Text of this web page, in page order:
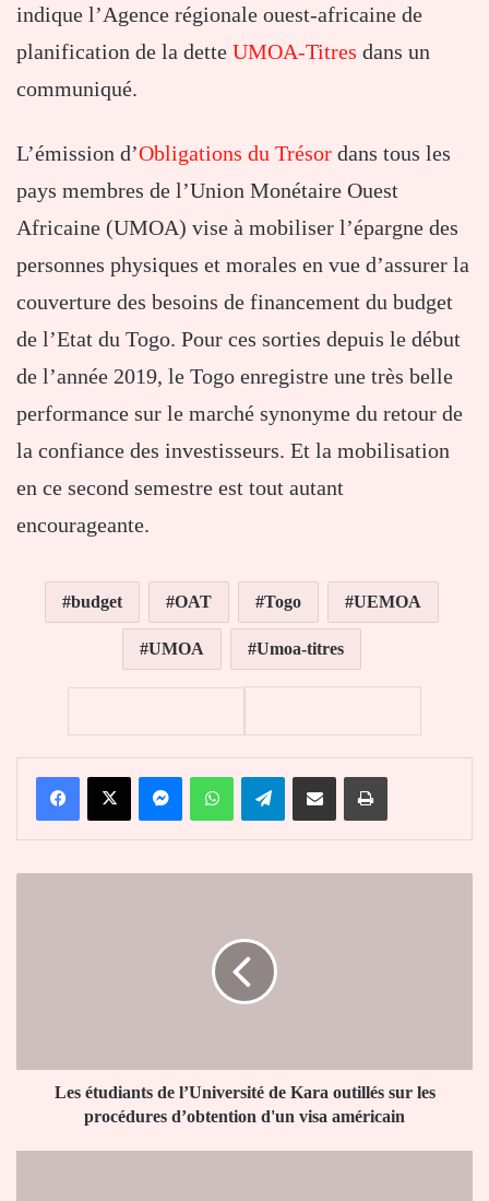
indique l’Agence régionale ouest-africaine de
planification de la dette UMOA-Titres dans un
communiqué.
L’émission d’Obligations du Trésor dans tous les
pays membres de l’Union Monétaire Ouest
Africaine (UMOA) vise à mobiliser l’épargne des
personnes physiques et morales en vue d’assurer la
couverture des besoins de financement du budget
de l’Etat du Togo. Pour ces sorties depuis le début
de l’année 2019, le Togo enregistre une très belle
performance sur le marché synonyme du retour de
la confiance des investisseurs. Et la mobilisation
en ce second semestre est tout autant
encourageante.
budget OAT Togo UEMOA
UMOA Umoa-titres
FacebookX MessengerWhatsAppTelegramPartager par email Imprimer
les
procédures
d’obtention
Les étudiants de l’Université de Kara outillés sur les
procédures d’obtention d'un visa américain